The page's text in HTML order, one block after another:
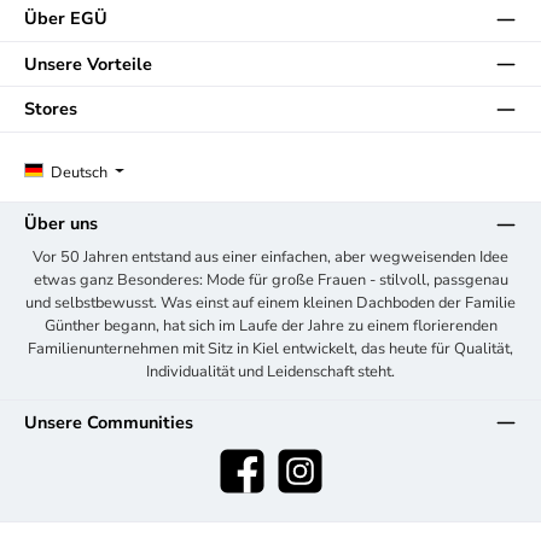
Über EGÜ
Unsere Vorteile
Deutsch
Stores
Über uns
Vor 50 Jahren entstand aus einer einfachen, aber wegweisenden Idee
etwas ganz Besonderes: Mode für große Frauen - stilvoll, passgenau
und selbstbewusst. Was einst auf einem kleinen Dachboden der Familie
Günther begann, hat sich im Laufe der Jahre zu einem florierenden
Familienunternehmen mit Sitz in Kiel entwickelt, das heute für Qualität,
Individualität und Leidenschaft steht.
Unsere Communities
Facebook Instagram